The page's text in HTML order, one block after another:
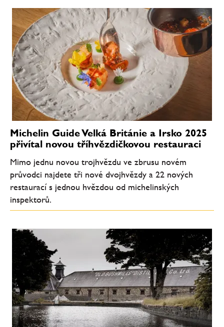
Michelin Guide Velká Británie a Irsko 2025
přivítal novou tříhvězdičkovou restauraci
Mimo jednu novou trojhvězdu ve zbrusu novém
průvodci najdete tři nové dvojhvězdy a 22 nových
restaurací s jednou hvězdou od michelinských
inspektorů.